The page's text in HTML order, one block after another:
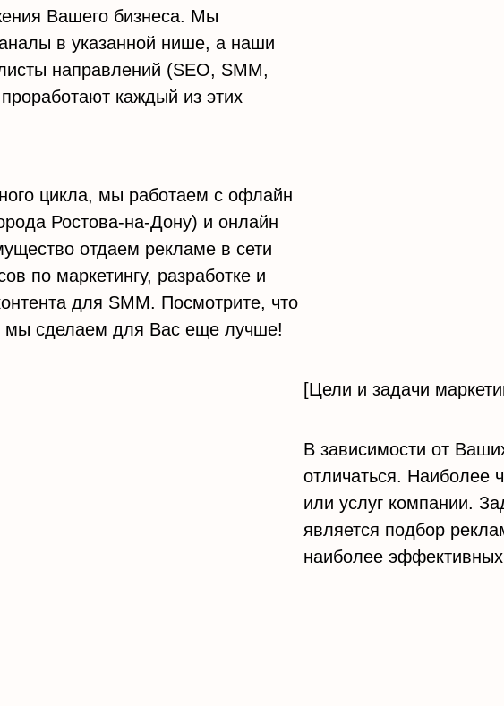
Вашего бизнеса. Мы
в указанной нише, а наши
направлений (SEO, SMM,
каждый из этих
цикла, мы работаем с офлайн
Ростова-на-Дону) и онлайн
отдаем рекламе в сети
по маркетингу, разработке и
для SMM. Посмотрите, что
сделаем для Вас еще лучше!
[Цели и задачи
В зависимости от
отличаться. Наиболее
или услуг компании.
является подбор
наиболее